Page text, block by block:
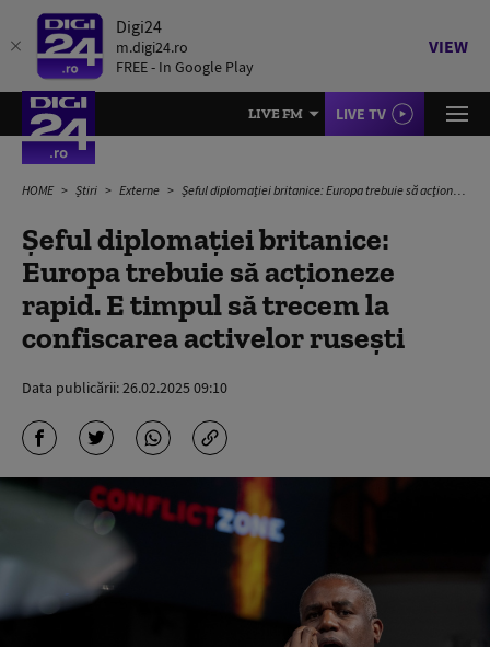
Digi24
m.digi24.ro
FREE - In Google Play
VIEW
LIVE FM LIVE TV
HOME Știri Externe Șeful diplomației britanice: Europa trebuie să acţioneze rapid. E timpul să trecem la confiscarea activelor ruseşti
Șeful diplomației britanice:
Europa trebuie să acţioneze
rapid. E timpul să trecem la
confiscarea activelor ruseşti
Data publicării:26.02.2025 09:10